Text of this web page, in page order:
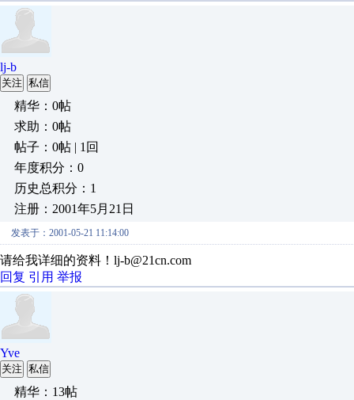
lj-b
关注 私信
精华：0帖
求助：0帖
帖子：0帖 | 1回
年度积分：0
历史总积分：1
注册：2001年5月21日
发表于：2001-05-21 11:14:00
请给我详细的资料！lj-b@21cn.com
回复 引用 举报
Yve
关注 私信
精华：13帖